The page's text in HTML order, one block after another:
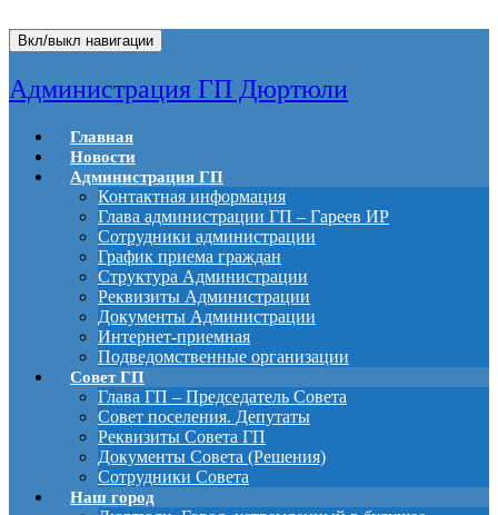
Вкл/выкл навигации
Администрация ГП Дюртюли
Главная
Новости
Администрация ГП
Контактная информация
Глава администрации ГП – Гареев ИР
Сотрудники администрации
График приема граждан
Структура Администрации
Реквизиты Администрации
Документы Администрации
Интернет-приемная
Подведомственные организации
Совет ГП
Глава ГП – Председатель Совета
Совет поселения. Депутаты
Реквизиты Совета ГП
Документы Совета (Решения)
Сотрудники Совета
Наш город